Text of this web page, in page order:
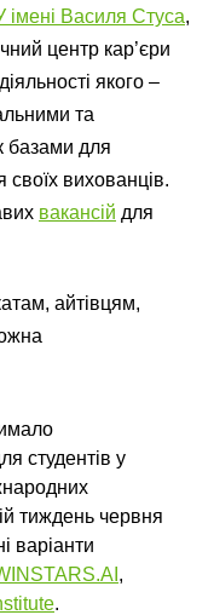
імені Василя Стуса,
центр кар’єри
якого –
та
базами для
вихованців.
вакансій для
айтівцям,
студентів у
тиждень червня
варіанти
,
.